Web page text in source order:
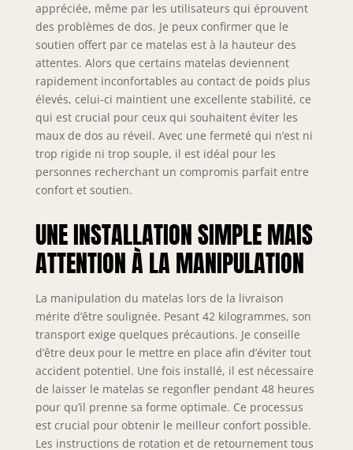
appréciée, même par les utilisateurs qui éprouvent
des problèmes de dos. Je peux confirmer que le
soutien offert par ce matelas est à la hauteur des
attentes. Alors que certains matelas deviennent
rapidement inconfortables au contact de poids plus
élevés, celui-ci maintient une excellente stabilité, ce
qui est crucial pour ceux qui souhaitent éviter les
maux de dos au réveil. Avec une fermeté qui n’est ni
trop rigide ni trop souple, il est idéal pour les
personnes recherchant un compromis parfait entre
confort et soutien.
UNE INSTALLATION SIMPLE MAIS
ATTENTION À LA MANIPULATION
La manipulation du matelas lors de la livraison
mérite d’être soulignée. Pesant 42 kilogrammes, son
transport exige quelques précautions. Je conseille
d’être deux pour le mettre en place afin d’éviter tout
accident potentiel. Une fois installé, il est nécessaire
de laisser le matelas se regonfler pendant 48 heures
pour qu’il prenne sa forme optimale. Ce processus
est crucial pour obtenir le meilleur confort possible.
Les instructions de rotation et de retournement tous